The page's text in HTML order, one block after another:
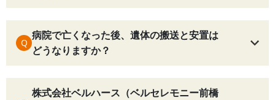
Q
病院で亡くなった後、遺体の搬送と安置は
どうなりますか？
株式会社ベルハース（ベルセレモニー前橋